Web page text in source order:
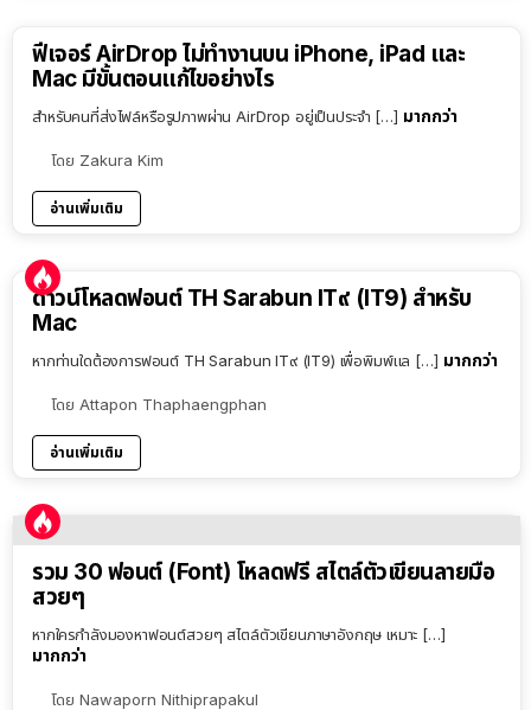
ฟีเจอร์ AirDrop ไม่ทำงานบน iPhone, iPad และ
Mac มีขั้นตอนแก้ไขอย่างไร
สำหรับคนที่ส่งไฟล์หรือรูปภาพผ่าน AirDrop อยู่เป็นประจำ […] มากกว่า
โดย Zakura Kim
อ่านเพิ่มเติม
ดาวน์โหลดฟอนต์ TH Sarabun IT๙ (IT9) สำหรับ
Mac
หากท่านใดต้องการฟอนต์ TH Sarabun IT๙ (IT9) เพื่อพิมพ์แล […] มากกว่า
โดย Attapon Thaphaengphan
อ่านเพิ่มเติม
รวม 30 ฟอนต์ (Font) โหลดฟรี สไตล์ตัวเขียนลายมือ
สวยๆ
หากใครกำลังมองหาฟอนต์สวยๆ สไตล์ตัวเขียนภาษาอังกฤษ เหมาะ […]
มากกว่า
โดย Nawaporn Nithiprapakul